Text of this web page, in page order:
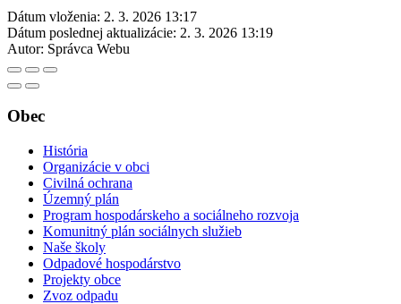
Dátum vloženia: 2. 3. 2026 13:17
Dátum poslednej aktualizácie: 2. 3. 2026 13:19
Autor: Správca Webu
Obec
História
Organizácie v obci
Civilná ochrana
Územný plán
Program hospodárskeho a sociálneho rozvoja
Komunitný plán sociálnych služieb
Naše školy
Odpadové hospodárstvo
Projekty obce
Zvoz odpadu